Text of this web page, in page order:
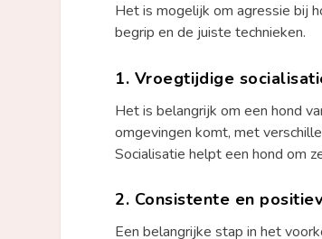
Het is mogelijk om agressie bij
begrip en de juiste technieken.
1. Vroegtijdige
Het is belangrijk om een hond
omgevingen komt, met
Socialisatie helpt een hond om
2. Consistente en
Een belangrijke stap in het